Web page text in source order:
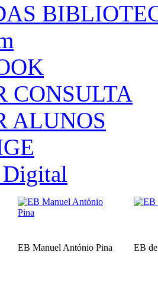
CONSULTA
ALUNOS
Digital
EB Manuel António Pina EB